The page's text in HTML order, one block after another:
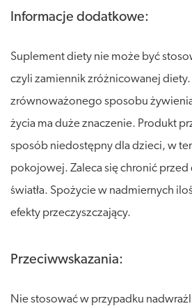
Informacje dodatkowe:
Suplement diety nie może być
czyli zamiennik zróżnicowanej
zrównoważonego sposobu
życia ma duże znaczenie. Produkt
sposób niedostępny dla dzieci, w
pokojowej. Zaleca się chronić przed
światła. Spożycie w nadmiernych
efekty przeczyszczający.
Przeciwwskazania:
Nie stosować w przypadku